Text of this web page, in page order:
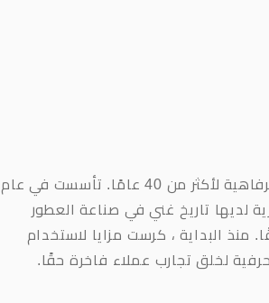
تعتبر مزايا مرادفة للرفاهية لأكثر من 40 عامًا. تأسست في عام
لديها تاريخ غني في صناعة العطور
منذ البداية ، كرست مزايا لاستخدام
لخلق تجارب عملاء فاخرة حقًا.